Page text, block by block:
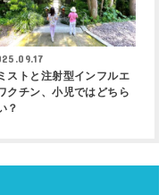
ストと注射型インフルエ
クチン、小児ではどちら
？